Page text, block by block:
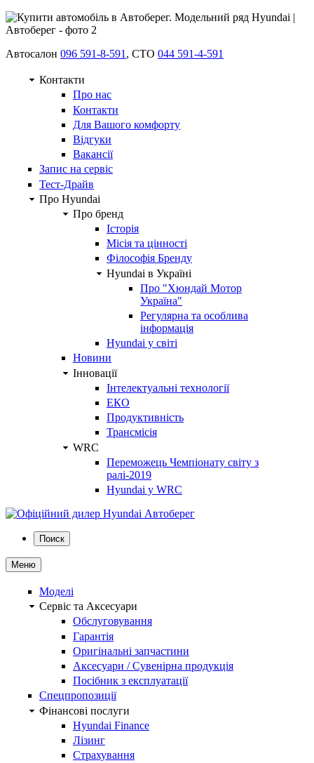
Автосалон 096 591-8-591 , СТО 044 591-4-591
Контакти
Про нас
Контакти
Для Вашого комфорту
Відгуки
Вакансії
Запис на сервіс
Тест-Драйв
Про Hyundai
Про бренд
Історія
Місія та цінності
Філософія Бренду
Hyundai в Україні
Про "Хюндай Мотор
Україна"
Регулярна та особлива
інформація
Hyundai у світі
Новини
Інновації
Інтелектуальні технології
ЕКО
Продуктивність
Трансмісія
WRC
Переможець Чемпіонату світу з
ралі-2019
Hyundai у WRC
Поиск
Меню
Моделі
Сервіс та Аксесуари
Обслуговування
Гарантія
Оригінальні запчастини
Аксесуари / Сувенірна продукція
Посібник з експлуатації
Спецпропозиції
Фінансові послуги
Hyundai Finance
Лізинг
Страхування